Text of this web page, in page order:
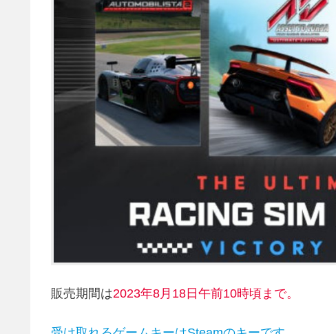
販売期間は2023年8月18日午前10時頃まで。